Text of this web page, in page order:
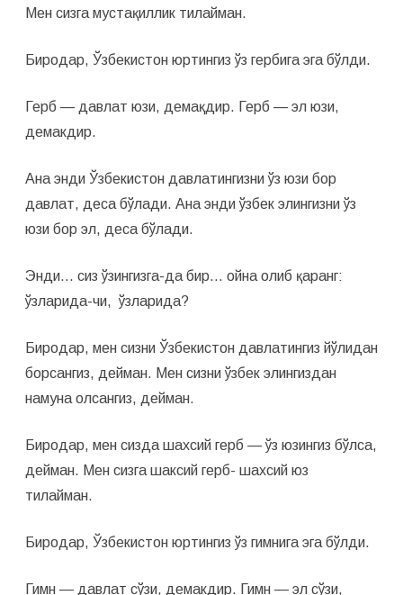
Мен сизга мустақиллик тилайман.
Биродар, Ўзбекистон юртингиз ўз гербига эга бўлди.
Герб — давлат юзи, демақдир. Герб — эл юзи,
демакдир.
Ана энди Ўзбекистон давлатингизни ўз юзи бор
давлат, деса бўлади. Ана энди ўзбек элингизни ўз
юзи бор эл, деса бўлади.
Энди… сиз ўзингизга-да бир… ойна олиб қаранг:
ўзларида-чи, ўзларида?
Биродар, мен сизни Ўзбекистон давлатингиз йўлидан
борсангиз, дейман. Мен сизни ўзбек элингиздан
намуна олсангиз, дейман.
Биродар, мен сизда шахсий герб — ўз юзингиз бўлса,
дейман. Мен сизга шаксий герб- шахсий юз
тилайман.
Биродар, Ўзбекистон юртингиз ўз гимнига эга бўлди.
Гимн — давлат сўзи, демакдир. Гимн — эл сўзи,